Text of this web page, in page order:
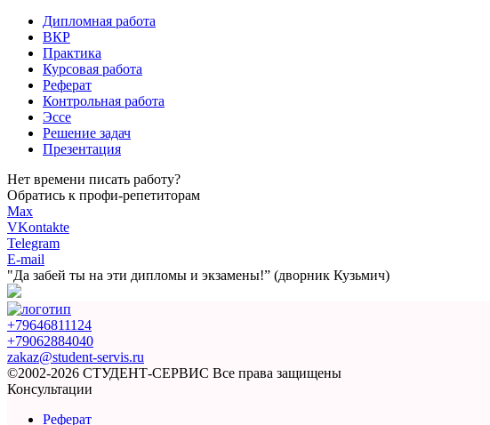
Дипломная работа
ВКР
Практика
Курсовая работа
Реферат
Контрольная работа
Эссе
Решение задач
Презентация
Нет времени писать работу?
Обратись к профи-репетиторам
Max
VKontakte
Telegram
E-mail
"Да забей ты на эти дипломы и экзамены!” (дворник Кузьмич)
+79646811124
+79062884040
zakaz@student-servis.ru
©2002-2026 СТУДЕНТ-СЕРВИС Все права защищены
Консультации
Реферат